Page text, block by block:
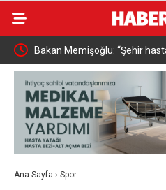
Bakan Memişoğlu: “Şehir
üst seviye sağlık hizmet
Ana Sayfa › Spor